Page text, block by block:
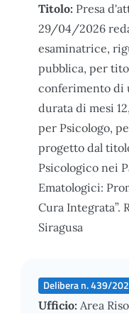
Titolo: Presa
29/04/2026
esaminatrice,
pubblica, per
conferimento di
durata di mesi
per Psicologo,
progetto dal
Psicologico nei
Ematologici:
Cura Integrata”.
Siragusa
Delibera n. 439/
Ufficio: Area